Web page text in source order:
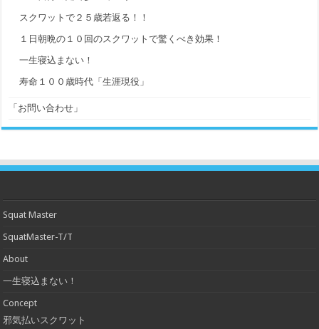
スクワットで２５歳若返る！！
１日朝晩の１０回のスクワットで驚くべき効果！
一生寝込まない！
寿命１００歳時代「生涯現役」
「お問い合わせ」
Squat Master
SquatMaster-T/T
About
一生寝込まない！
Concept
邪気払いスクワット